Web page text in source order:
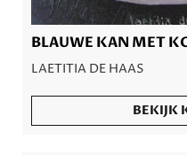
BLAUWE KAN MET
LAETITIA DE HAAS
BEKIJK